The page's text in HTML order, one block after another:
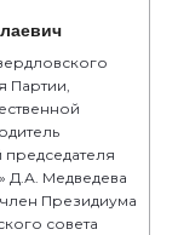
Партии,
Д.А. Медведева
Президиума
совета